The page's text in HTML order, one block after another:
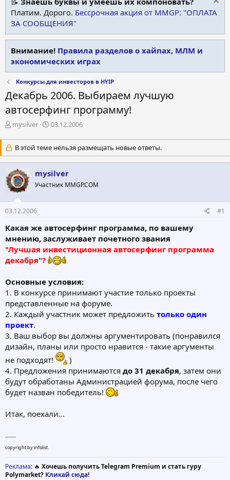
Платим. Дорого. Бессрочная акция от MMGP: "ОПЛАТА
ЗА СООБЩЕНИЯ"
Внимание! Правила разделов о хайпах, МЛМ и
экономических играх
Конкурсы для инвесторов в HYIP
Декабрь 2006. Выбираем лучшую
автосерфинг программу!
А
т
о
р
т
е
м
ы
mysilver
Д
т
а
н
а
ч
а
03.12.2006
В этой теме нельзя размещать новые ответы.
mysilver
Участник MMGP.COM
03.12.2006 #1
Какая же автосерфинг программа, по вашему
мнению, заслуживает почетного звания
"Лучшая инвестиционная автосерфинг программа
декабря"?
Основные условия:
1. В конкурсе принимают участие только проекты
представленные на форуме.
2. Каждый участник может предложить только один
проект.
3. Ваш выбор вы должны аргументировать (понравился
дизайн, планы или просто нравится - такие аргументы
не подходят!
)
4. Предложения принимаются до 31 декабря, затем они
будут обработаны Администрацией форума, после чего
будет назван победитель!
Итак, поехали...
-------
copyright by infolist.
Реклама: 🔥 Хочешь получить Telegram Premium и стать гуру
Polymarket? Кликай сюда!